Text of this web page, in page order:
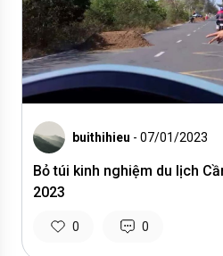
buithihieu - 07/01/2023
Bỏ túi kinh nghiệm du lịch
2023
0 0